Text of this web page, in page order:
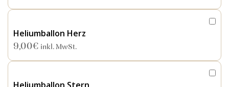
Heliumballon Herz
9,00€ inkl. MwSt.